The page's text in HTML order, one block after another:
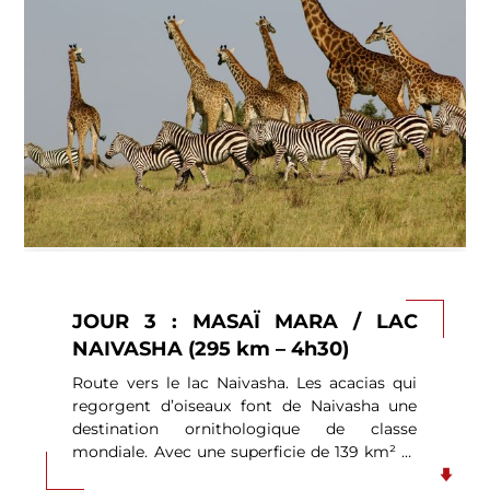
JOUR 3 : MASAÏ MARA / LAC
NAIVASHA (295 km – 4h30)
Route vers le lac Naivasha. Les acacias qui
regorgent d’oiseaux font de Naivasha une
destination ornithologique de classe
mondiale. Avec une superficie de 139 km² et